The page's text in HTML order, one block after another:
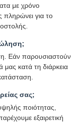
με χρόνο
για το
Εάν παρουσιαστούν
κατά τη διάρκεια
σας;
ποιότητας,
εξαιρετική